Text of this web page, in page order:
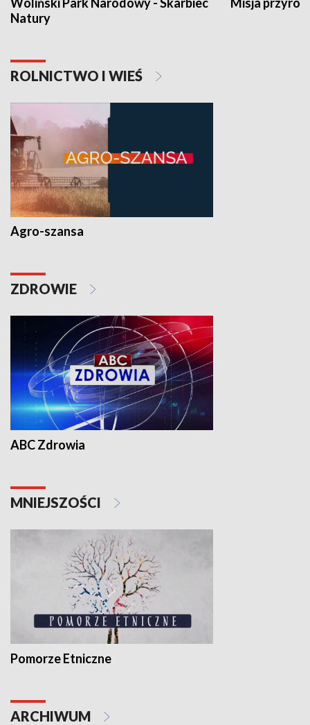
Natury
ROLNICTWO I WIEŚ
Agro-szansa
ZDROWIE
ABC Zdrowia
MNIEJSZOŚCI
Pomorze Etniczne
ARCHIWUM